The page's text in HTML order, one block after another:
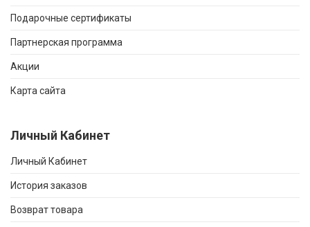
Подарочные сертификаты
Партнерская программа
Акции
Карта сайта
Личный Кабинет
Личный Кабинет
История заказов
Возврат товара